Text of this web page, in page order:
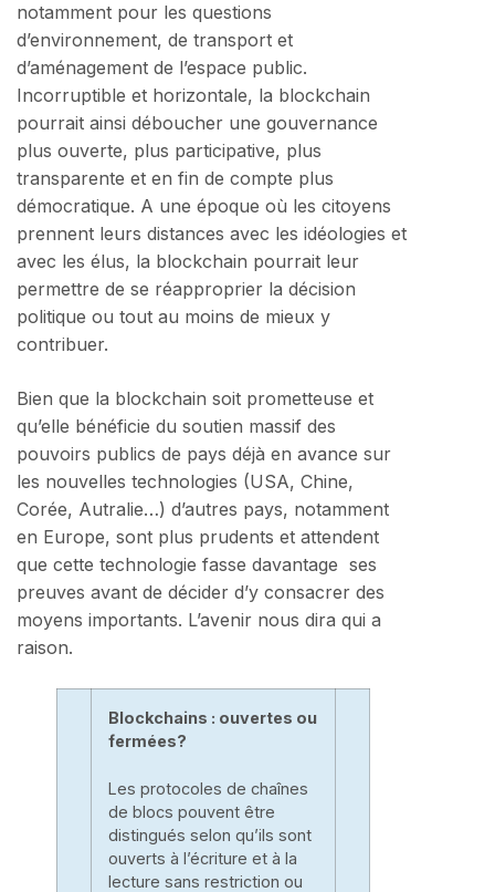
notamment pour les questions
d’environnement, de transport et
d’aménagement de l’espace public.
Incorruptible et horizontale, la blockchain
pourrait ainsi déboucher une gouvernance
plus ouverte, plus participative, plus
transparente et en fin de compte plus
démocratique. A une époque où les citoyens
prennent leurs distances avec les idéologies et
avec les élus, la blockchain pourrait leur
permettre de se réapproprier la décision
politique ou tout au moins de mieux y
contribuer.
Bien que la blockchain soit prometteuse et
qu’elle bénéficie du soutien massif des
pouvoirs publics de pays déjà en avance sur
les nouvelles technologies (USA, Chine,
Corée, Autralie…) d’autres pays, notamment
en Europe, sont plus prudents et attendent
que cette technologie fasse davantage ses
preuves avant de décider d’y consacrer des
moyens importants. L’avenir nous dira qui a
raison.
Blockchains : ouvertes ou
fermées?
Les protocoles de chaînes
de blocs pouvent être
distingués selon qu’ils sont
ouverts à l’écriture et à la
lecture sans restriction ou